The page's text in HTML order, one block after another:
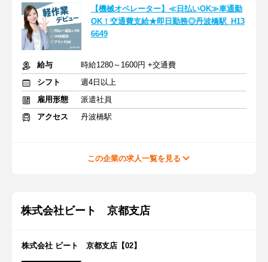
【機械オペレーター】≪日払いOK≫車通勤
OK！交通費支給★即日勤務◎丹波橋駅_H13
6649
給与
時給1280～1600円 +交通費
シフト
週4日以上
雇用形態
派遣社員
アクセス
丹波橋駅
この企業の求人一覧を見る
株式会社ビート 京都支店
株式会社 ビート 京都支店【02】